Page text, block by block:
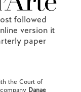
followed
version it
paper
the Court of
Danae